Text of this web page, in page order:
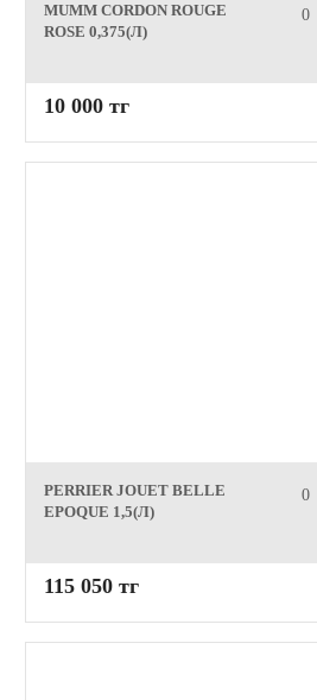
0
MUMM CORDON ROUGE
ROSE 0,375(Л)
10 000 тг
0
PERRIER JOUET BELLE
EPOQUE 1,5(Л)
115 050 тг